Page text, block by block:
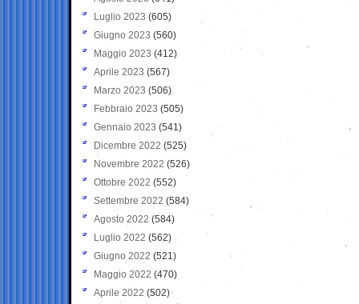
Luglio 2023 (605)
Giugno 2023 (560)
Maggio 2023 (412)
Aprile 2023 (567)
Marzo 2023 (506)
Febbraio 2023 (505)
Gennaio 2023 (541)
Dicembre 2022 (525)
Novembre 2022 (526)
Ottobre 2022 (552)
Settembre 2022 (584)
Agosto 2022 (584)
Luglio 2022 (562)
Giugno 2022 (521)
Maggio 2022 (470)
Aprile 2022 (502)